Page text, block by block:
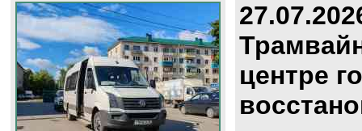
центре